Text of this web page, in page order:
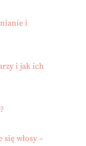
i
i jak ich
się włosy –